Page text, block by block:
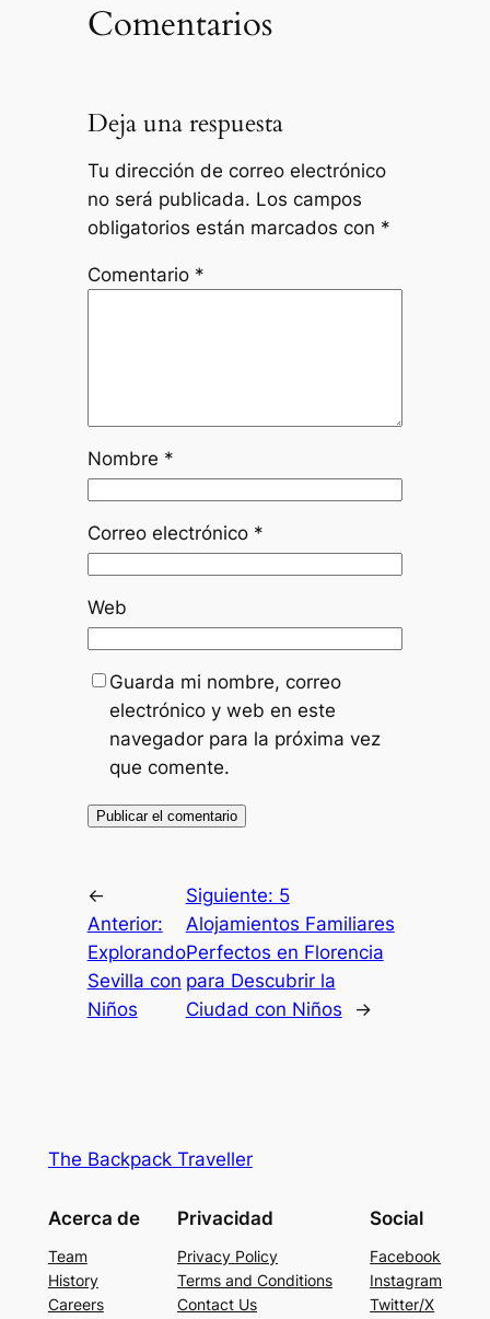
Comentarios
Deja una respuesta
Tu dirección de correo electrónico
no será publicada. Los campos
obligatorios están marcados con *
Comentario *
Nombre *
Correo electrónico *
Web
Guarda mi nombre, correo
electrónico y web en este
navegador para la próxima vez
que comente.
←
Anterior:
Explorando
Sevilla con
Niños
Siguiente: 5
Alojamientos Familiares
Perfectos en Florencia
para Descubrir la
Ciudad con Niños
→
The Backpack Traveller
Acerca de
Team
History
Careers
Privacidad
Privacy Policy
Terms and Conditions
Contact Us
Social
Facebook
Instagram
Twitter/X